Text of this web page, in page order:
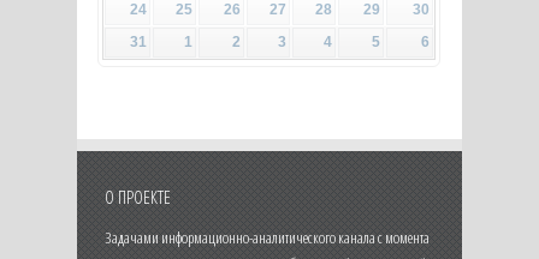
24
25 26 27 28 29
30
31
1 2 3 4 5 6
О ПРОЕКТЕ
Задачами информационно-аналитического канала с момента